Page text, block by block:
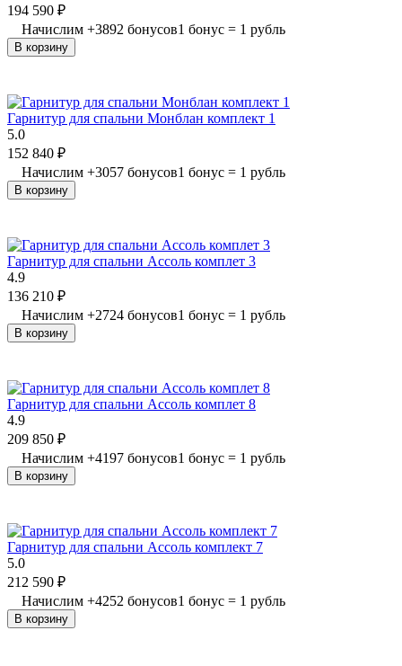
194 590 ₽
Начислим +3892 бонусов1 бонус = 1 рубль
В корзину
Гарнитур для спальни Монблан комплект 1
5.0
152 840 ₽
Начислим +3057 бонусов1 бонус = 1 рубль
В корзину
Гарнитур для спальни Ассоль комплет 3
4.9
136 210 ₽
Начислим +2724 бонусов1 бонус = 1 рубль
В корзину
Гарнитур для спальни Ассоль комплет 8
4.9
209 850 ₽
Начислим +4197 бонусов1 бонус = 1 рубль
В корзину
Гарнитур для спальни Ассоль комплект 7
5.0
212 590 ₽
Начислим +4252 бонусов1 бонус = 1 рубль
В корзину